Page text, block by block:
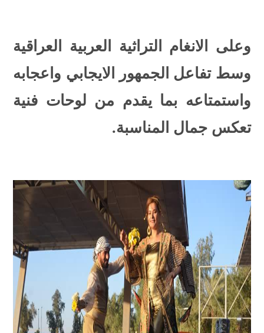
وعلى الانغام التراثية العربية العراقية
وسط تفاعل الجمهور الايجابي واعجابه
واستمتاعه بما يقدم من لوحات فنية
تعكس جمال المناسبة.